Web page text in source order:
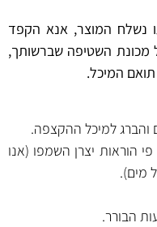
נשלח המוצר, אנא הקפד
מכונת השטיפה שברשותך,
המיכל.
למיכל ההקצפה.
הוראות יצרן השמפו (אנו
הבורר.